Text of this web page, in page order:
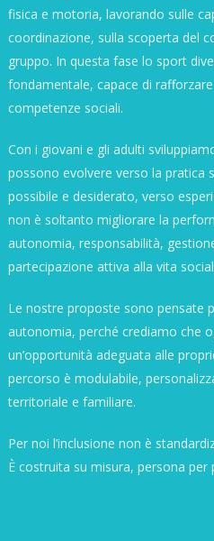
fisica e motoria, lavorando sulle
coordinazione, sulla scoperta del
gruppo. In questa fase lo sport
fondamentale, capace di
competenze sociali.
Con i giovani e gli adulti
possono evolvere verso la pratica
possibile e desiderato, verso
non è soltanto migliorare la
autonomia, responsabilità,
partecipazione attiva alla vita
Le nostre proposte sono pensate
autonomia, perché crediamo che
un’opportunità adeguata alle
percorso è modulabile,
territoriale e familiare.
Per noi l’inclusione non è
È costruita su misura, persona per